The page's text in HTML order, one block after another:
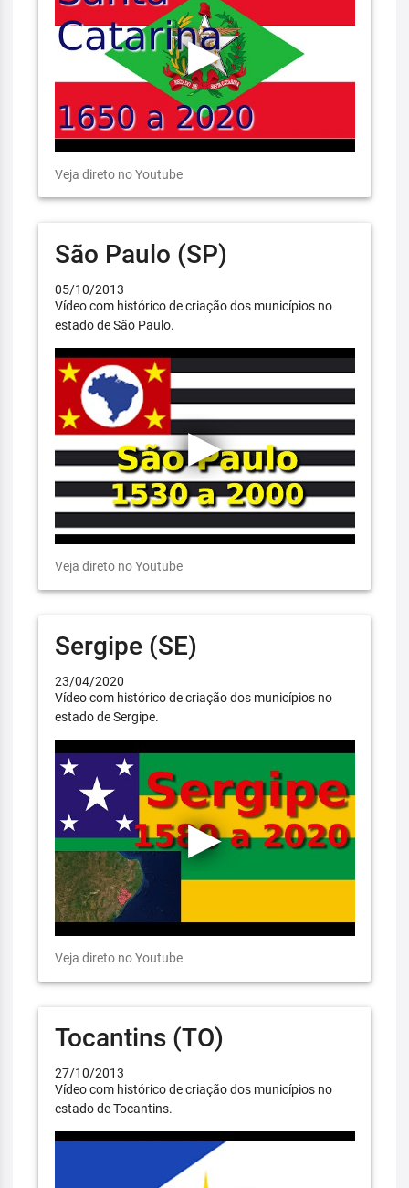
Veja direto no Youtube
São Paulo (SP)
05/10/2013
Vídeo com histórico de criação dos municípios no
estado de São Paulo.
Veja direto no Youtube
Sergipe (SE)
23/04/2020
Vídeo com histórico de criação dos municípios no
estado de Sergipe.
Veja direto no Youtube
Tocantins (TO)
27/10/2013
Vídeo com histórico de criação dos municípios no
estado de Tocantins.